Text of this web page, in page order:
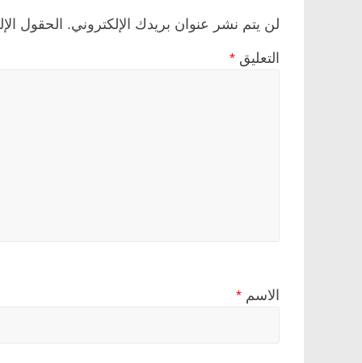
لن يتم نشر عنوان بريدك الإلكتروني. الحقول
التعليق *
الاسم *